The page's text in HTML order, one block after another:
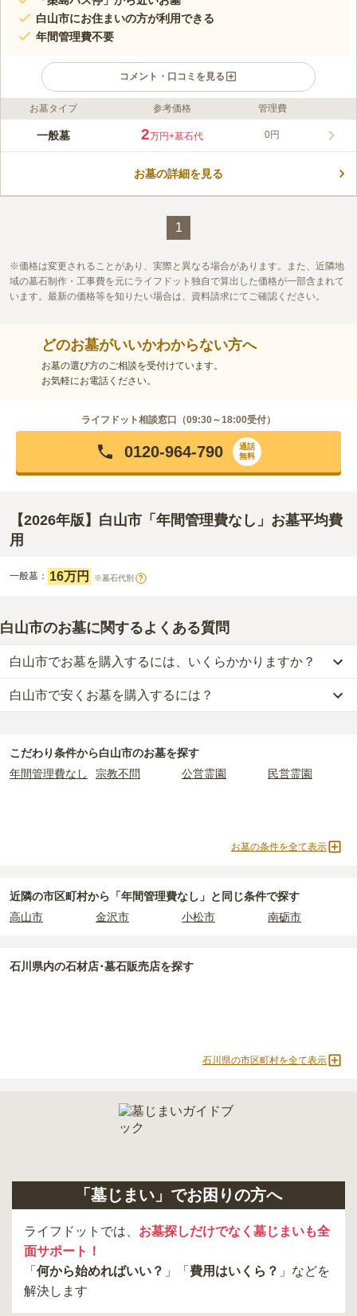
白山市にお住まいの方が利用できる
年間管理費不要
コメント・口コミを見る
ライフドット編集部のコメント
山に抱かれた、緑豊かな場所にあり、見晴らしが良く気持ちよく
ていても申し込みができるのも魅力的です。 年間管理費が一切
この霊園はまだ誰からも評価されていません。
お墓タイプ 参考価格 管理費
一般墓 2万円+墓石代 0円
お墓の詳細を見る
1
価格は変更されることがあり、実際と異なる場合があります。また、近隣地
域の墓石制作・工事費を元にライフドット独自で算出した価格が一部含まれて
います。最新の価格等を知りたい場合は、資料請求にてご確認ください。
どのお墓がいいかわからない方へ
お墓の選び方のご相談を受付けています。
お気軽にお電話ください。
ライフドット相談窓口（09:30～18:00受付）
0120-964-790
通話
無料
【2026年版】白山市「年間管理費なし」お墓平均費
用
一般墓： 16万円 ※墓石代別 ?
白山市のお墓に関するよくある質問
白山市でお墓を購入するには、いくらかかりますか？
白山市での購入費用の目安は、一般墓が約182万円
一般墓を建てる場合は、「永代使用料（土地代）」と「墓石代」の
白山市 の一般墓の永代使用料の平均は
平均150.2万円
です。いずれも区画の広さや墓石の大きさ・素材に
よって変わります。
すお布施、会食などの費用がかかります。
：お墓の管理費。契約後、毎年発生するケースがあり
ます。
正確な費用は、区画や石材の選び方によって大きく変わるため、見
積もりを取るまで確定しません。
白山市で安くお墓を購入するには？
万円(墓石代別)
からお求めいただけます。
する「合祀墓（ごうしぼ）」
と呼ばれるタイプです。個別のお墓に
お墓を探すのがおすすめです。
こだわり条件から白山市のお墓を探す
年間管理費なし
宗教不問 公営霊園 民営霊園
お墓の条件を全て表示
近隣の市区町村から 「年間管理費なし」と 同じ条件で探す
高山市
金沢市 小松市 南砺市
石川県内の石材店･墓石販売店を探す
石川県の市区町村を全て表示
「墓じまい」でお困りの方へ
ライフドットでは、 お墓探しだけでなく墓じまいも全
面サポート！
「 何から始めればいい？ 」「 費用はいくら？ 」などを
解決します